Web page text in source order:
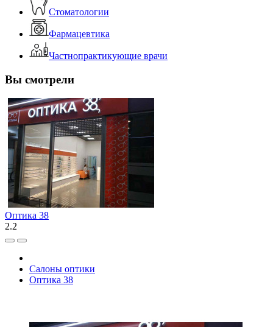
Стоматологии
Фармацевтика
Частнопрактикующие врачи
Вы смотрели
Оптика 38
2.2
Салоны оптики
Оптика 38